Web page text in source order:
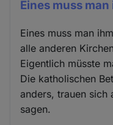
Eines muss
Eines muss man
alle anderen
Eigentlich müsste
Die katholischen
anders, trauen sich
sagen.